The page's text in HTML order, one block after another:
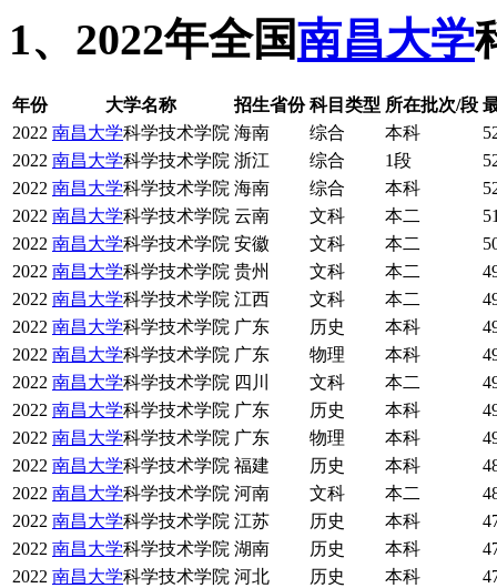
1、2022年全国南昌大学
年份 大学名称 招生省份 科目类型 所在批次/段
2022 南昌大学科学技术学院 海南 综合 本科
2022 南昌大学科学技术学院 浙江 综合 1段
2022 南昌大学科学技术学院 海南 综合 本科
2022 南昌大学科学技术学院 云南 文科 本二
2022 南昌大学科学技术学院 安徽 文科 本二
2022 南昌大学科学技术学院 贵州 文科 本二
2022 南昌大学科学技术学院 江西 文科 本二
2022 南昌大学科学技术学院 广东 历史 本科
2022 南昌大学科学技术学院 广东 物理 本科
2022 南昌大学科学技术学院 四川 文科 本二
2022 南昌大学科学技术学院 广东 历史 本科
2022 南昌大学科学技术学院 广东 物理 本科
2022 南昌大学科学技术学院 福建 历史 本科
2022 南昌大学科学技术学院 河南 文科 本二
2022 南昌大学科学技术学院 江苏 历史 本科
2022 南昌大学科学技术学院 湖南 历史 本科
2022 南昌大学科学技术学院 河北 历史 本科